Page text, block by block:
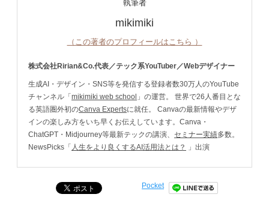
執筆者
mikimiki
（この著者のプロフィールはこちら ）
株式会社Ririan&Co.代表／テック系YouTuber／Webデザイナー
生成AI・デザイン・SNS等を発信する登録者数30万人のYouTube
チャンネル「 mikimiki web school 」の運営。 世界で26人番目とな
る英語圏外初のCanva Expertsに就任。 Canvaの最新情報やデザ
インの楽しみ方をいち早くお伝えしています。Canva・
ChatGPT・Midjourney等最新テックの講演、 セミナー実績多数。
NewsPicks「 人生をより良くするAI活用法とは？ 」出演
Pocket